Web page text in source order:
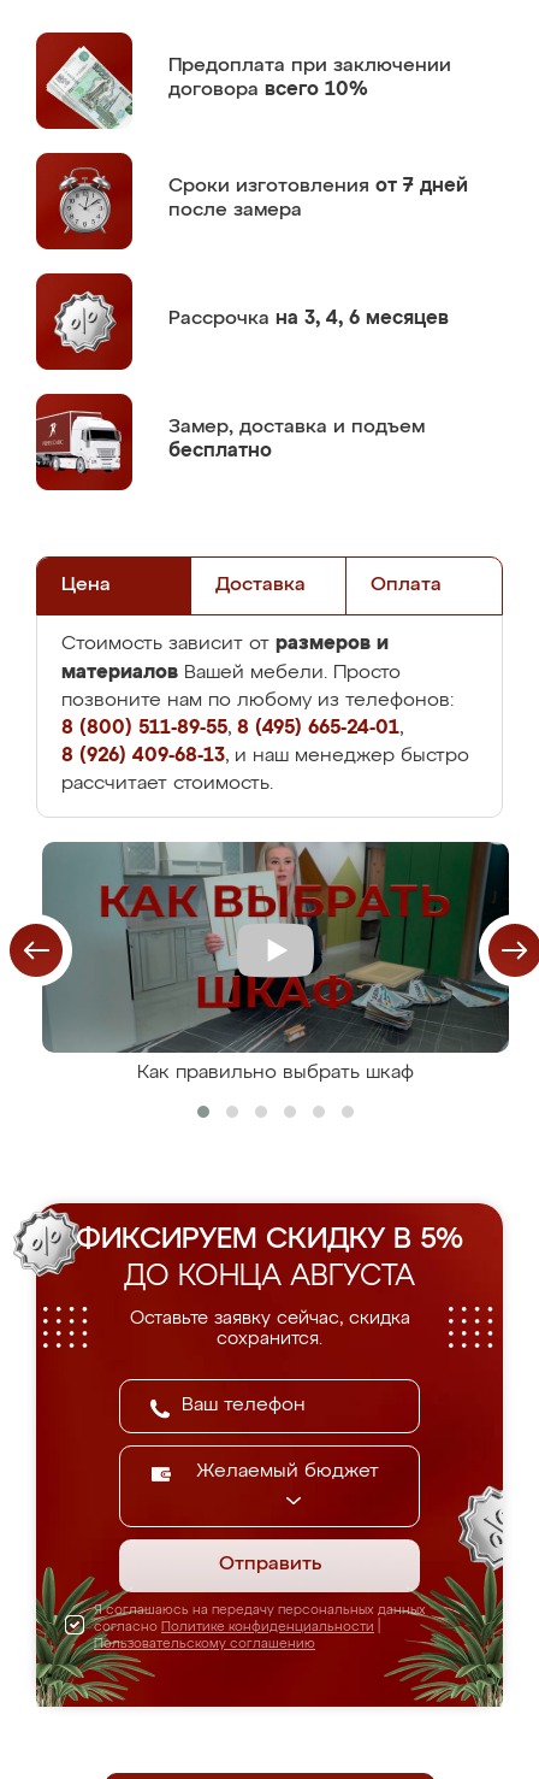
Предоплата при заключении
договора всего 10%
Сроки изготовления от 7 дней
после замера
Рассрочка на 3, 4, 6 месяцев
Замер, доставка и подъем
бесплатно
Цена Доставка Оплата
Стоимость зависит от размеров и
материалов Вашей мебели. Просто
позвоните нам по любому из телефонов:
8 (800) 511-89-55, 8 (495) 665-24-01,
8 (926) 409-68-13, и наш менеджер быстро
рассчитает стоимость.
Как правильно выбрать шкаф
ФИКСИРУЕМ СКИДКУ В 5%
ДО КОНЦА АВГУСТА
Оставьте заявку сейчас, скидка
сохранится.
Желаемый бюджет
Отправить
Я соглашаюсь на передачу персональных данных
согласно Политике конфиденциальности
Пользовательскому соглашению